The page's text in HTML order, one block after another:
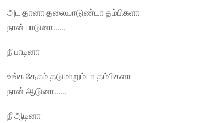
அட தானா தலையாடுண்டா தம்பிகளா
நான் பாடுனா……
நீ பாடினா
உங்க தேகம் தடுமாறும்டா தம்பிகளா
நான் ஆடுனா……
நீ ஆடினா